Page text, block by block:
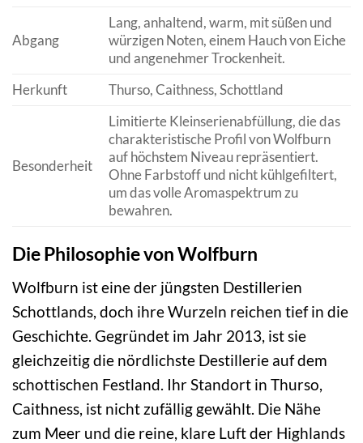
Abgang
Lang, anhaltend, warm, mit süßen und
würzigen Noten, einem Hauch von Eiche
und angenehmer Trockenheit.
Herkunft
Thurso, Caithness, Schottland
Besonderheit
Limitierte Kleinserienabfüllung, die das
charakteristische Profil von Wolfburn
auf höchstem Niveau repräsentiert.
Ohne Farbstoff und nicht kühlgefiltert,
um das volle Aromaspektrum zu
bewahren.
Die Philosophie von Wolfburn
Wolfburn ist eine der jüngsten Destillerien
Schottlands, doch ihre Wurzeln reichen tief in die
Geschichte. Gegründet im Jahr 2013, ist sie
gleichzeitig die nördlichste Destillerie auf dem
schottischen Festland. Ihr Standort in Thurso,
Caithness, ist nicht zufällig gewählt. Die Nähe
zum Meer und die reine, klare Luft der Highlands